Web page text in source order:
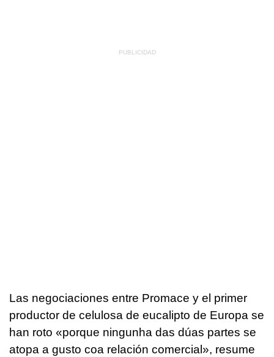
Las negociaciones entre Promace y el primer
productor de celulosa de eucalipto de Europa se
han roto «porque ningunha das dúas partes se
atopa a gusto coa relación comercial », resume